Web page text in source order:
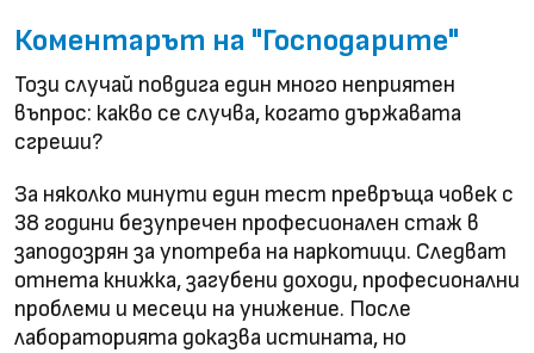
Коментарът на "Господарите"
Този случай повдига един много неприятен
въпрос: какво се случва, когато държавата
сгреши?
За няколко минути един тест превръща човек с
38 години безупречен професионален стаж в
заподозрян за употреба на наркотици. Следват
отнета книжка, загубени доходи, професионални
проблеми и месеци на унижение. После
лабораторията доказва истината, но